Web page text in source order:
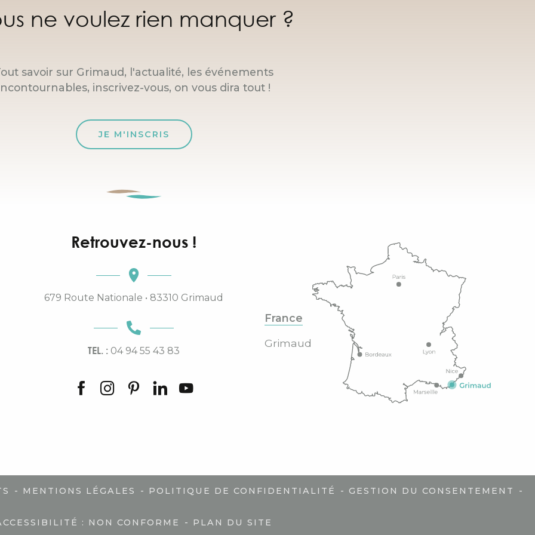
ne voulez rien manquer ?
savoir sur Grimaud, l'actualité, les événements
inscrivez-vous, on vous dira tout !
JE M'INSCRIS
Retrouvez-nous !
679 Route Nationale • 83310 Grimaud
TEL. : 04 94 55 43 83
France
Grimaud
- MENTIONS LÉGALES - POLITIQUE DE CONFIDENTIALITÉ - GESTION DU CONSENTEMENT -
: NON CONFORME - PLAN DU SITE